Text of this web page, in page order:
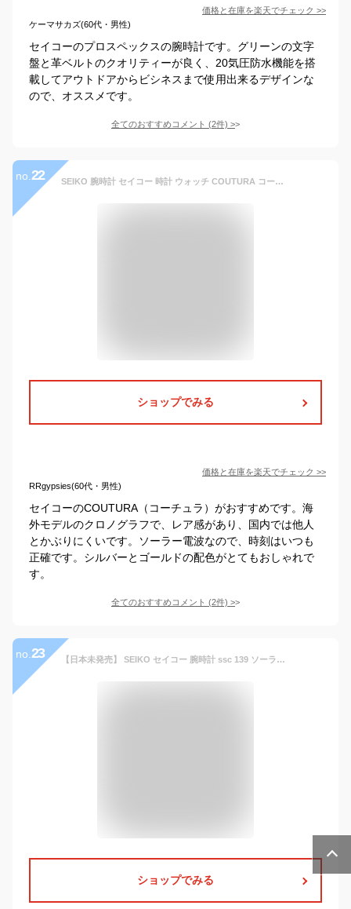
価格と在庫を楽天でチェック >>
ケーマサカズ(60代・男性)
セイコーのプロスペックスの腕時計です。グリーンの文字
盤と革ベルトのクオリティーが良く、20気圧防水機能を搭
載してアウトドアからビシネスまで使用出来るデザインな
ので、オススメです。
全てのおすすめコメント (2件) >
no. 22 SEIKO 腕時計 セイコー 時計 ウォッチ COUTURA コーチュラ ソーラー 電波 クロノグラフ メンズ SSG022 海外モデル [並行輸入品]
ショップでみる
価格と在庫を楽天でチェック >>
RRgypsies(60代・男性)
セイコーのCOUTURA（コーチュラ）がおすすめです。海
外モデルのクロノグラフで、レア感があり、国内では他人
とかぶりにくいです。ソーラー電波なので、時刻はいつも
正確です。シルバーとゴールドの配色がとてもおしゃれで
す。
全てのおすすめコメント (2件) >
no. 23 【日本未発売】 SEIKO セイコー 腕時計 ssc 139 ソーラー クロノグラフ ステンレス ベルト 防水 日本語説明書付き | ウォッチ メンズ レディース 並行輸入 ギフト プレゼント 彼氏 旦那
ショップでみる